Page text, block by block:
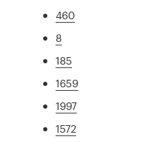
460
8
185
1659
1997
1572